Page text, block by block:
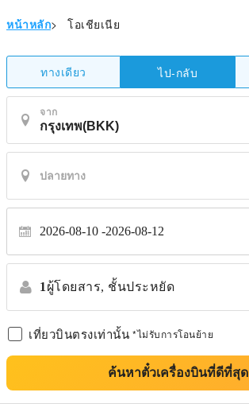
หน้าหลัก> โอเชียเนีย
ทางเดียว ไป-กลับ
จาก
2026-08-10 2026-08-12
1 ผู้โดยสาร, ชั้นประหยัด
เที่ยวบินตรงเท่านั้น *ไม่รับการโอนย้าย
ค้นหาตั๋วเครื่องบินที่ดีที่สุด